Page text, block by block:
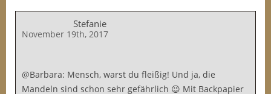
Stefanie
November 19th, 2017
@Barbara: Mensch, warst du fleißig! Und ja, die
Mandeln sind schon sehr gefährlich 😉 Mit Backpapier